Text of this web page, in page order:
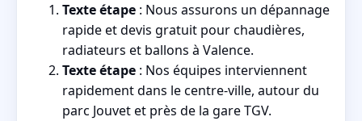
Texte étape : Nous assurons un dépannage
rapide et devis gratuit pour chaudières,
radiateurs et ballons à Valence.
Texte étape : Nos équipes interviennent
rapidement dans le centre-ville, autour du
parc Jouvet et près de la gare TGV.